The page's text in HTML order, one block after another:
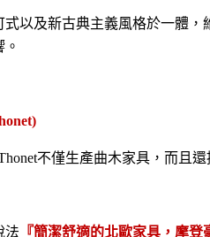
以及新古典主義風格於一體，
不僅生產曲木家具，而且還
法 『簡潔舒適的北歐家具，摩